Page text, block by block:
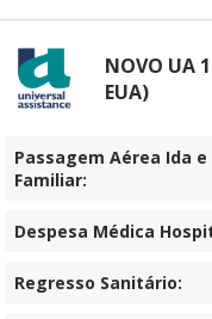
NOVO UA
EUA)
Passagem Aérea Ida
Familiar:
Despesa Médica
Regresso Sanitário: